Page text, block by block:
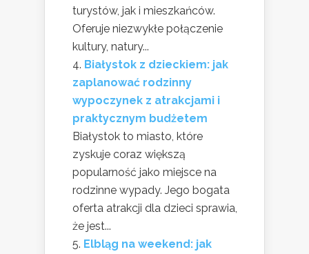
turystów, jak i mieszkańców.
Oferuje niezwykłe połączenie
kultury, natury...
Białystok z dzieckiem: jak
zaplanować rodzinny
wypoczynek z atrakcjami i
praktycznym budżetem
Białystok to miasto, które
zyskuje coraz większą
popularność jako miejsce na
rodzinne wypady. Jego bogata
oferta atrakcji dla dzieci sprawia,
że jest...
Elbląg na weekend: jak